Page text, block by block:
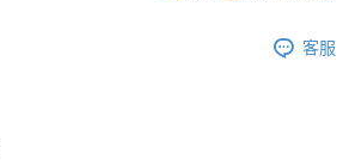
客服